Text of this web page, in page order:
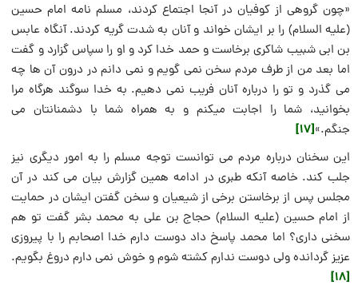
«چون گروهی از کوفیان در آنجا اجتماع کردند، مسلم نامه امام حسین
(علیه السلام) را بر ایشان خواند و آنان به شدت گریه کردند. آنگاه عابس
بن ابی شبیب شاکری برخاست و حمد خدا کرد و او را سپاس گزارد و گفت
اما بعد من از طرف مردم سخن نمی گویم و نمی دانم در درون آن ها چه
می گذرد و تو را درباره آنان فریب نمی دهیم. به خدا سوگند هرگاه مرا
بخوانید، شما را اجابت میکنم و به همراه شما با دشمنانتان می
جنگم.»[17]
این سخنان درباره مردم می توانست توجه مسلم را به امور دیگری نیز
جلب کند. خاصه آنکه طبری در ادامه همین گزارش بیان می کند در آن
مجلس پس از برخاستن برخی از شیعیان و سخن گفتن ایشان در حمایت
از امام حسین (علیه السلام) حجاج بن علی به محمد بشر گفت تو هم
سخنی داری؟ اما محمد پاسخ داد دوست دارم خدا اصحابم را با پیروزی
عزیز گردانده ولی دوست ندارم کشته شوم و خوش نمی دارم دروغ بگویم.
[18]